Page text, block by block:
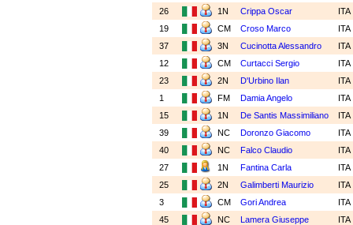
26
1N Crippa Oscar
ITA
19
CM Croso Marco
ITA
37
3N Cucinotta Alessandro
ITA
12
CM Curtacci Sergio
ITA
23
2N D'Urbino Ilan
ITA
1
FM Damia Angelo
ITA
15
1N De Santis Massimiliano
ITA
39
NC Doronzo Giacomo
ITA
40
NC Falco Claudio
ITA
27
1N Fantina Carla
ITA
25
2N Galimberti Maurizio
ITA
3
CM Gori Andrea
ITA
45
NC Lamera Giuseppe
ITA